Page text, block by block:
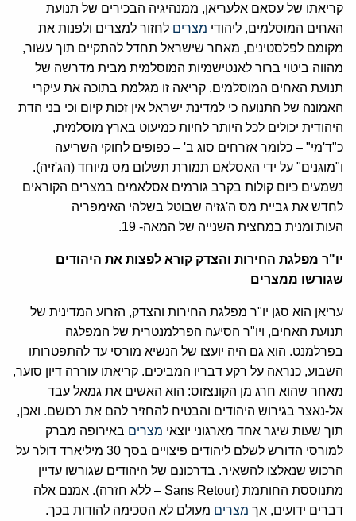
קריאתו של עסאם אלעריאן, ממנהיגיה הבכירים של תנועת
האחים המוסלמים, ליהודי מצרים לחזור למצרים ולפנות את
מקומם לפלסטינים, מאחר שישראל תחדל להתקיים תוך עשור,
מהווה ביטוי ברור לאנטישמיות המוסלמית מבית מדרשה של
תנועת האחים המוסלמים. קריאה זו מגלמת בתוכה את עיקרי
האמונה של התנועה כי למדינת ישראל אין זכות קיום וכי בני הדת
היהודית יכולים לכל היותר לחיות כמיעוט בארץ מוסלמית,
כ"ד'מי" – כלומר אזרחים סוג ב' – כפופים לחוקי השריעה
ו"מוגנים" על ידי האסלאם תמורת תשלום מס מיוחד (הג'זיה).
נשמעים כיום קולות בקרב גורמים אסלאמים במצרים הקוראים
לחדש את גביית מס ה'גזיה שבוטל בשלהי האימפריה
העות'ומנית במחצית השנייה של המאה- 19.
יו"ר מפלגת החירות והצדק קורא לפצות את היהודים
שגורשו ממצרים
עריאן הוא סגן יו"ר מפלגת החירות והצדק, הזרוע המדינית של
תנועת האחים, ויו"ר הסיעה הפרלמנטרית של המפלגה
בפרלמנט. הוא גם היה יועצו של הנשיא מורסי עד להתפטרותו
השבוע, כנראה על רקע דבריו המביכים. קריאתו עוררה דיון סוער,
מאחר שהוא חרג מן הקונצזוס: הוא האשים את גמאל עבד
אל-נאצר בגירוש היהודים והבטיח להחזיר להם את רכושם. ואכן,
תוך שעות שיגר אחד מארגוני יוצאי מצרים באירופה מברק
למורסי הדורש לשלם ליהודים פיצויים בסך 30 מיליארד דולר על
הרכוש שנאלצו להשאיר. בדרכונם של היהודים שגורשו עדיין
מתנוססת החותמת (Sans Retour – ללא חזרה). אמנם אלה
דברים ידועים, אך מצרים מעולם לא הסכימה להודות בכך.